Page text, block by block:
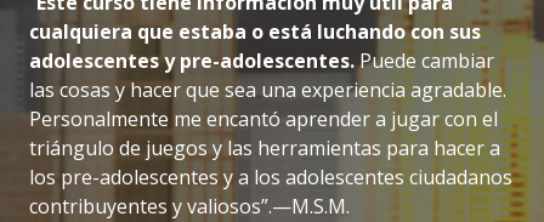
cualquiera que estaba o está luchando con sus
adolescentes y pre-adolescentes.Puede cambiar
las cosas y hacer que sea una experiencia agradable.
Personalmente me encantó aprender a jugar con el
triángulo de juegos y las herramientas para hacer a
los pre-adolescentes y a los adolescentes ciudadanos
contribuyentes y valiosos”.—M.S.M.